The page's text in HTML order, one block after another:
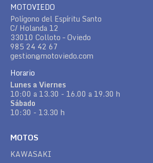
MOTOVIEDO
Polígono del Espíritu Santo
C/ Holanda 12
33010 Colloto – Oviedo
985 24 42 67
gestion@motoviedo.com
Horario
Lunes a Viernes
10:00 a 13.30 - 16.00 a 19.30 h
Sábado
10:30 - 13.30 h
MOTOS
KAWASAKI